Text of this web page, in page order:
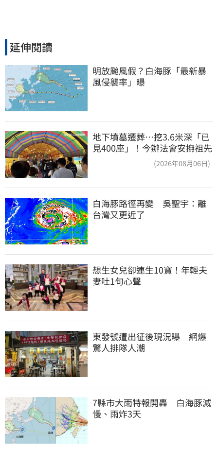
延伸閱讀
明放颱風假？白海豚「最新暴
風侵襲率」曝
地下墳墓遷葬…挖3.6米深「已
見400座」！今辦法會安撫祖先
(2026年08月06日)
白海豚路徑再變　吳聖宇：離
台灣又更近了
想生女兒卻連生10寶！年輕夫
妻吐1句心聲
東發號遭出征後現況曝　網爆
驚人排隊人潮
7縣市大雨特報開轟　白海豚減
慢、雨炸3天